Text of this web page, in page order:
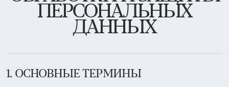
ПЕРСОНАЛЬНЫХ
ДАННЫХ
1. ОСНОВНЫЕ ТЕРМИНЫ